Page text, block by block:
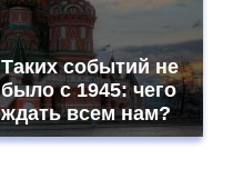
Таких событий не
было с 1945: чего
ждать всем нам?